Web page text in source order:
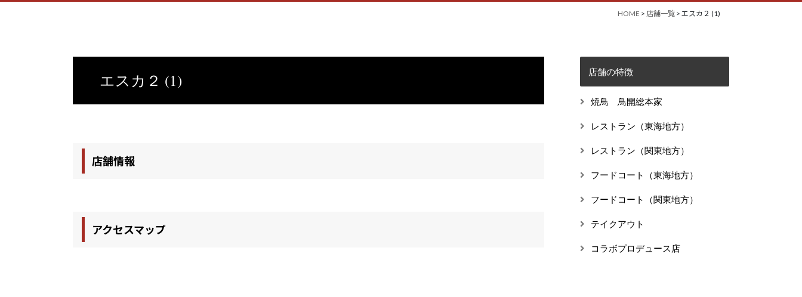
HOME > 店舗一覧 > エスカ２ (1)
店舗の特徴
焼鳥 鳥開総本家
レストラン（東海地方）
レストラン（関東地方）
フードコート（東海地方）
フードコート（関東地方）
テイクアウト
コラボプロデュース店
エスカ２ (1)
店舗情報
アクセスマップ